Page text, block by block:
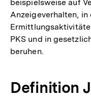
beispielsweise auf
Anzeigeverhalten, in
PKS und in
beruhen.
Definition